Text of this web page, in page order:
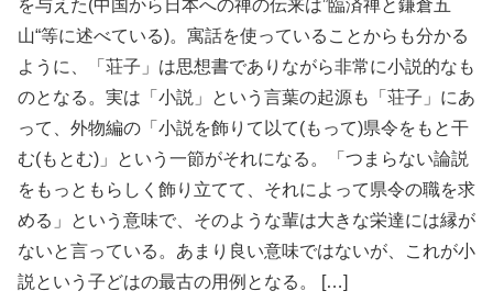
を与えた(中国から日本への禅の伝来は”臨済禅と鎌倉五
山“等に述べている)。寓話を使っていることからも分かる
ように、「荘子」は思想書でありながら非常に小説的なも
のとなる。実は「小説」という言葉の起源も「荘子」にあ
って、外物編の「小説を飾りて以て(もって)県令をもと干
む(もとむ)」という一節がそれになる。「つまらない論説
をもっともらしく飾り立てて、それによって県令の職を求
める」という意味で、そのような輩は大きな栄達には縁が
ないと言っている。あまり良い意味ではないが、これが小
説という子どはの最古の用例となる。 […]